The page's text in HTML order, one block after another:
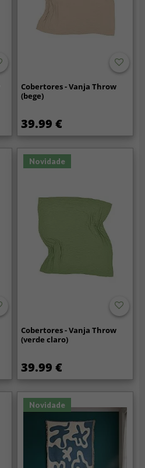
Cobertores - Vanja Throw
(bege)
39.99 €
Novidade
Cobertores - Vanja Throw
(verde claro)
39.99 €
Novidade